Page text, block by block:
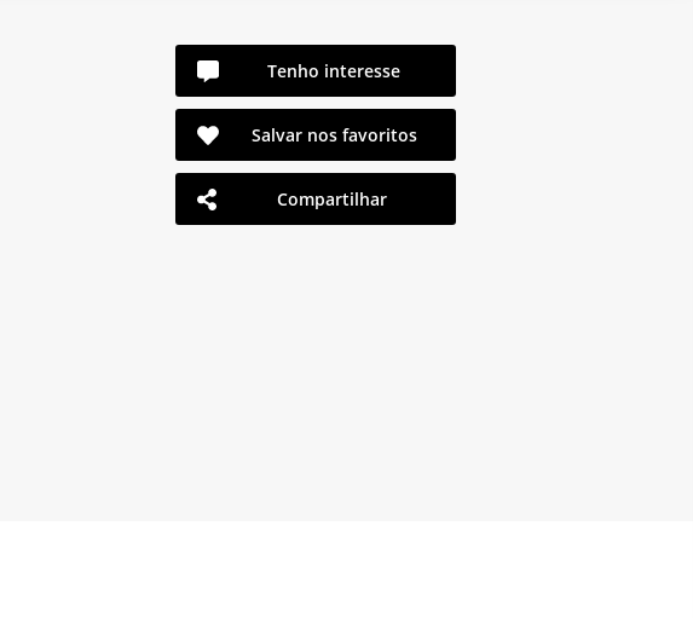
Tenho interesse
Salvar nos favoritos
Compartilhar